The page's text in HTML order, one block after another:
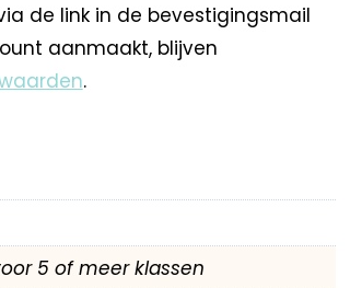
de link in de bevestigingsmail
aanmaakt, blijven
.
5 of meer klassen